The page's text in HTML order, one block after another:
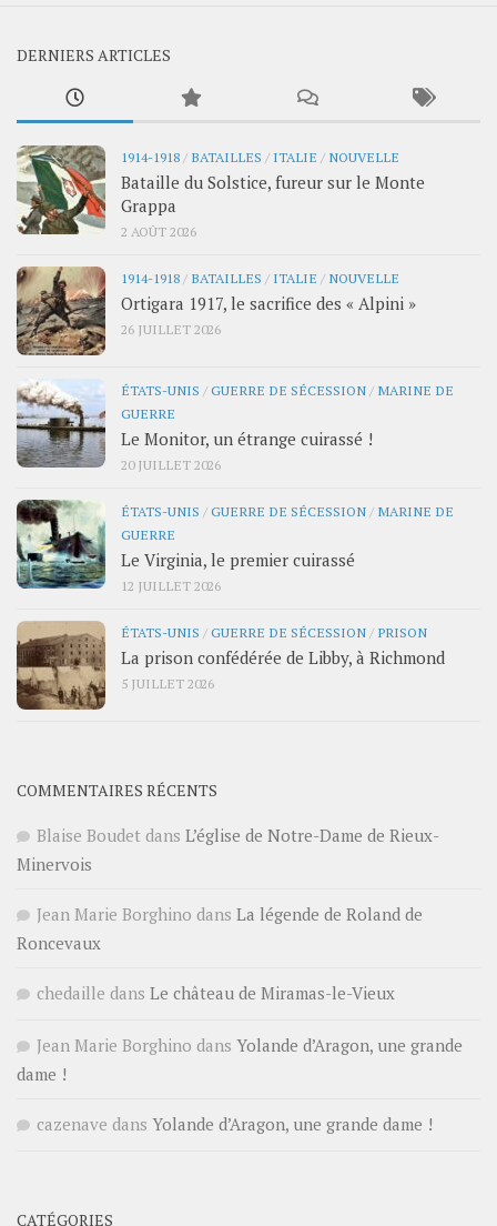
DERNIERS ARTICLES
1914-1918 / BATAILLES / ITALIE / NOUVELLE
Bataille du Solstice, fureur sur le Monte
Grappa
2 AOÛT 2026
1914-1918 / BATAILLES / ITALIE / NOUVELLE
Ortigara 1917, le sacrifice des « Alpini »
26 JUILLET 2026
ÉTATS-UNIS /GUERRE DE SÉCESSION / MARINE DE
GUERRE
Le Monitor, un étrange cuirassé !
20 JUILLET 2026
ÉTATS-UNIS /GUERRE DE SÉCESSION / MARINE DE
GUERRE
Le Virginia, le premier cuirassé
12 JUILLET 2026
ÉTATS-UNIS /GUERRE DE SÉCESSION / PRISON
La prison confédérée de Libby, à Richmond
5 JUILLET 2026
COMMENTAIRES RÉCENTS
Blaise Boudet dans L’église de Notre-Dame de Rieux-
Minervois
Jean Marie Borghino dans La légende de Roland de
Roncevaux
chedaille dans Le château de Miramas-le-Vieux
Jean Marie Borghino dans Yolande d’Aragon, une grande
dame !
cazenave dans Yolande d’Aragon, une grande dame !
CATÉGORIES